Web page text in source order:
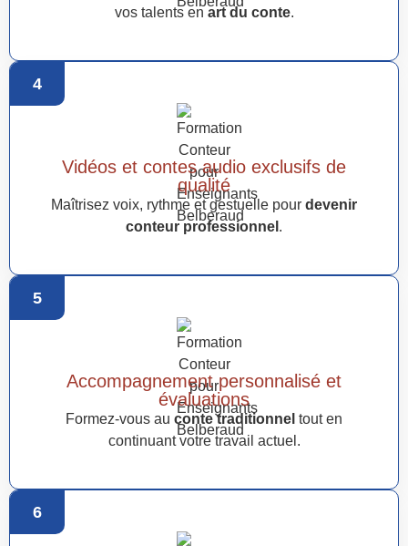
vos talents en art du conte.
4
Vidéos et contes audio exclusifs de
qualité
Maîtrisez voix, rythme et gestuelle pour devenir
conteur professionnel .
5
Accompagnement personnalisé et
évaluations
Formez-vous au conte traditionnel tout en
continuant votre travail actuel.
6